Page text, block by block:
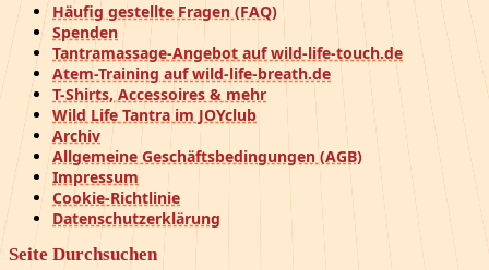
Häufig gestellte Fragen (FAQ)
Spenden
Tantramassage-Angebot auf wild-life-touch.de
Atem-Training auf wild-life-breath.de
T-Shirts, Accessoires & mehr
Wild Life Tantra im JOYclub
Archiv
Allgemeine Geschäftsbedingungen (AGB)
Impressum
Cookie-Richtlinie
Datenschutzerklärung
Seite Durchsuchen